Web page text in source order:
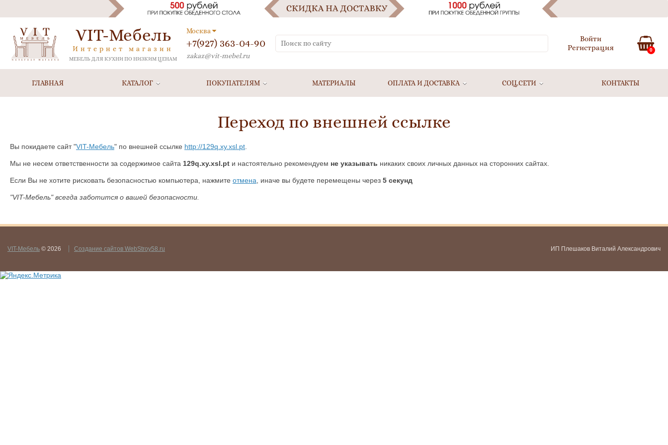
VIT-Мебель
Интернет магазин
МЕБЕЛЬ ДЛЯ КУХНИ ПО НИЗКИМ ЦЕНАМ
Москва
+7(927) 363-04-90
zakaz@vit-mebel.ru
Войти
Регистрация
0
ГЛАВНАЯ КАТАЛОГ ПОКУПАТЕЛЯМ МАТЕРИАЛЫ ОПЛАТА И ДОСТАВКА СОЦ.СЕТИ КОНТАКТЫ
Переход по внешней ссылке
Вы покидаете сайт "VIT-Мебель" по внешней ссылке http://129q.xy.xsl.pt
Мы не несем ответственности за содержимое сайта 129q.xy.xsl.pt и настоятельно рекомендуем не указывать никаких своих личных данных на сторонних сайтах.
Если Вы не хотите рисковать безопасностью компьютера, нажмите отмена , иначе вы будете перемещены через 5 секунд
"VIT-Мебель" всегда заботится о вашей безопасности.
VIT-Мебель © 2026 Создание сайтов WebStroy58.ru ИП Плешаков Виталий Александрович